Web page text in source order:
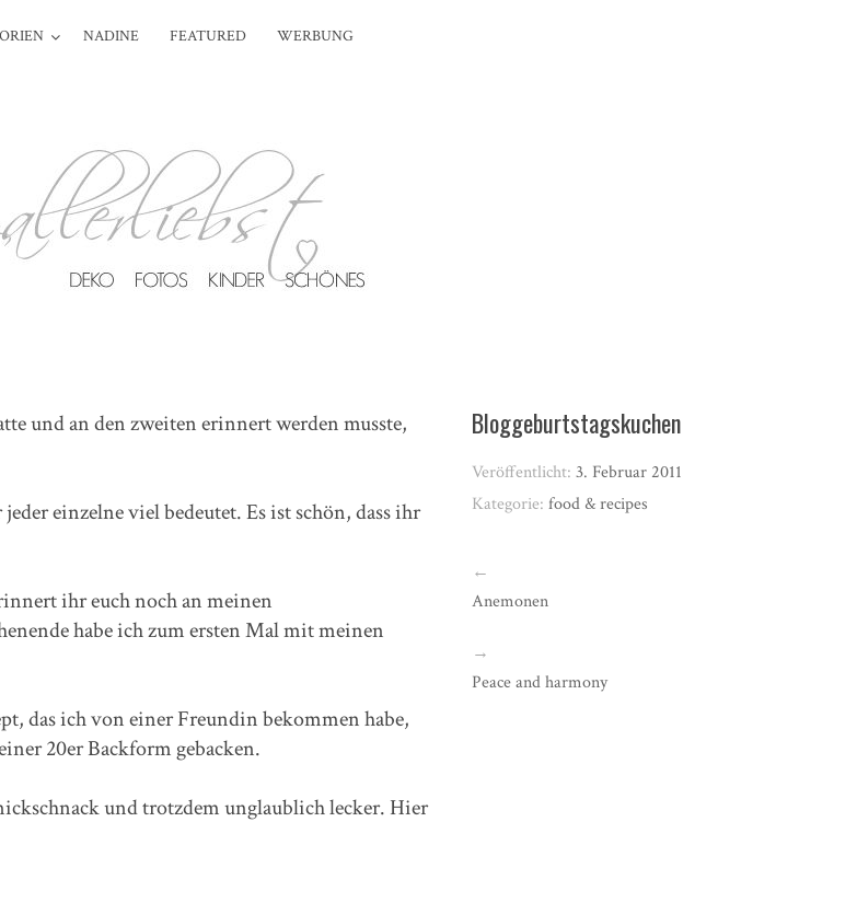
NADINE FEATURED WERBUNG
und an den zweiten erinnert werden musste,
einzelne viel bedeutet. Es ist schön, dass ihr
ihr euch noch an meinen
habe ich zum ersten Mal mit meinen
das ich von einer Freundin bekommen habe,
20er Backform gebacken.
und trotzdem unglaublich lecker. Hier
Bloggeburtstagskuchen
Veröffentlicht:3. Februar 2011
Kategorie:food & recipes
←
Anemonen
→
Peace and harmony